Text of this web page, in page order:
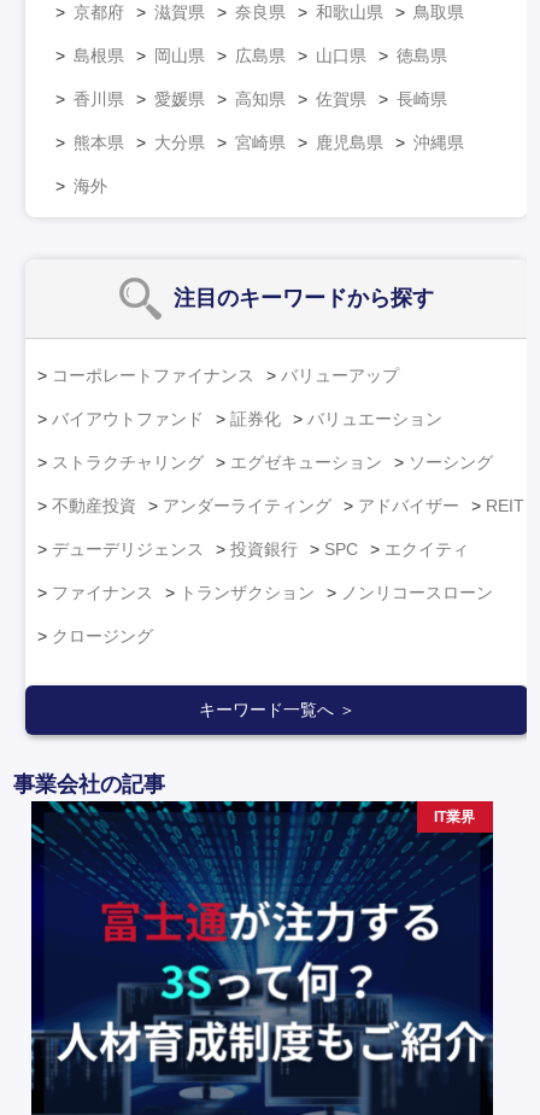
京都府 滋賀県 奈良県 和歌山県 鳥取県
島根県 岡山県 広島県 山口県 徳島県
香川県 愛媛県 高知県 佐賀県 長崎県
熊本県 大分県 宮崎県 鹿児島県 沖縄県
海外
注目のキーワードから探す
コーポレートファイナンス バリューアップ
バイアウトファンド 証券化 バリュエーション
ストラクチャリング エグゼキューション ソーシング
不動産投資 アンダーライティング アドバイザー REIT
デューデリジェンス 投資銀行 SPC エクイティ
ファイナンス トランザクション ノンリコースローン
クロージング
キーワード一覧へ ＞
事業会社の記事
IT業界